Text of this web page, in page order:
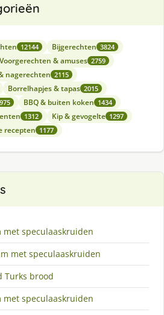
12144 Bijgerechten 3824
Voorgerechten & amuses 2759
nagerechten 2115
Borrelhapjes & tapas 2015
BBQ & buiten koken 1434
1312 Kip & gevogelte 1297
recepten 1177
met speculaaskruiden
met speculaaskruiden
Turks brood
met speculaaskruiden